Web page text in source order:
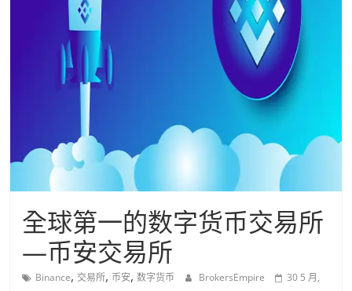
全球第一的数字货币交易所
—币安交易所
Binance, 交易所, 币安,数字货币 BrokersEmpire
30 5 月,